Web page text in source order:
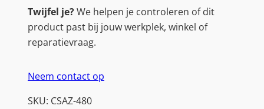
Twijfel je?We helpen je controleren of dit
product past bij jouw werkplek, winkel of
reparatievraag.
Neem contact op
SKU: CSAZ-480